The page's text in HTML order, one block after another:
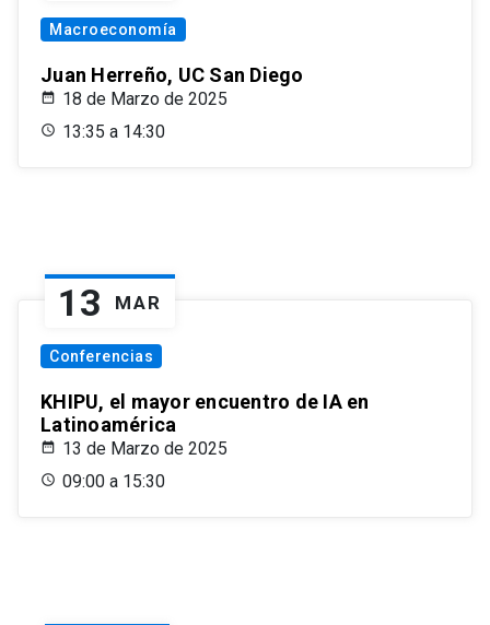
Macroeconomía
Juan Herreño, UC San Diego
18 de Marzo de 2025
13:35 a 14:30
13 MAR
Conferencias
KHIPU, el mayor encuentro de IA en
Latinoamérica
13 de Marzo de 2025
09:00 a 15:30